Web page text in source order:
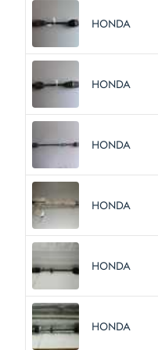
HONDA
HONDA
HONDA
HONDA
HONDA
HONDA